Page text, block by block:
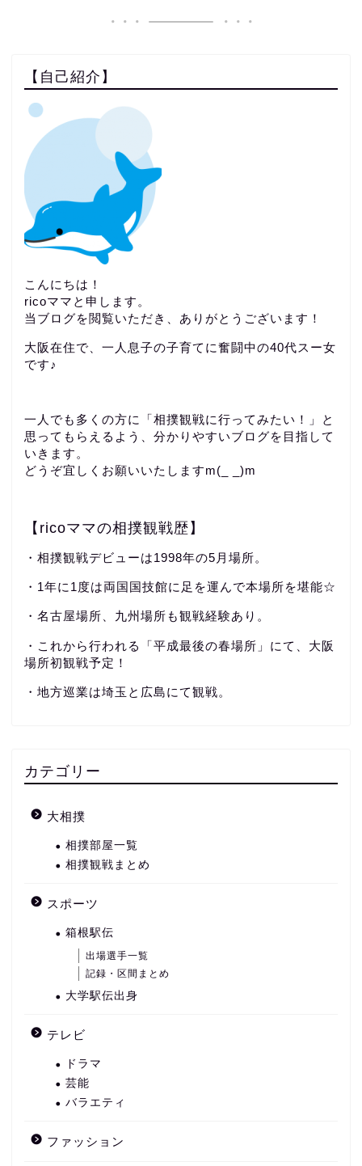
【自己紹介】
こんにちは！
ricoママと申します。
当ブログを閲覧いただき、ありがとうございます！
大阪在住で、一人息子の子育てに奮闘中の40代スー女
です♪
一人でも多くの方に「相撲観戦に行ってみたい！」と
思ってもらえるよう、分かりやすいブログを目指して
いきます。
どうぞ宜しくお願いいたしますm(_ _)m
【ricoママの相撲観戦歴】
・相撲観戦デビューは1998年の5月場所。
・1年に1度は両国国技館に足を運んで本場所を堪能☆
・名古屋場所、九州場所も観戦経験あり。
・これから行われる「平成最後の春場所」にて、大阪
場所初観戦予定！
・地方巡業は埼玉と広島にて観戦。
カテゴリー
大相撲
相撲部屋一覧
相撲観戦まとめ
スポーツ
箱根駅伝
出場選手一覧
記録・区間まとめ
大学駅伝出身
テレビ
ドラマ
芸能
バラエティ
ファッション